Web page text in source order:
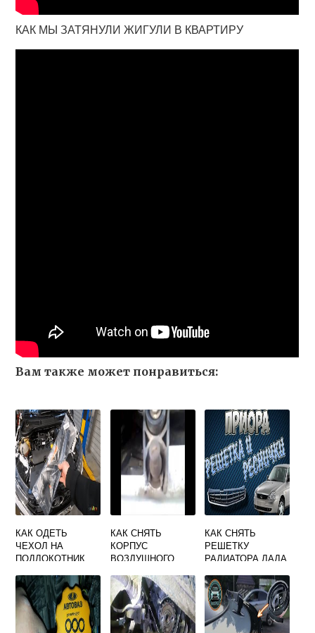
КАК МЫ ЗАТЯНУЛИ ЖИГУЛИ В КВАРТИРУ
Вам также может понравиться:
КАК ОДЕТЬ
ЧЕХОЛ НА
ПОДЛОКОТНИК
КАК СНЯТЬ
КОРПУС
ВОЗДУШНОГО
КАЛИНА
КАК СНЯТЬ
РЕШЕТКУ
РАДИАТОРА ЛАДА